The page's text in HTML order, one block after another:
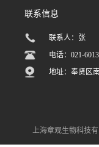
联系信息
联系人：张
电话：021-
地址：奉贤区
上海章观生物科技